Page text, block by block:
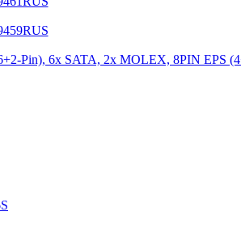
Pin), 6x SATA, 2x MOLEX, 8PIN EPS